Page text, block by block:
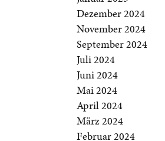
Dezember 2024
November 2024
September 2024
Juli 2024
Juni 2024
Mai 2024
April 2024
März 2024
Februar 2024